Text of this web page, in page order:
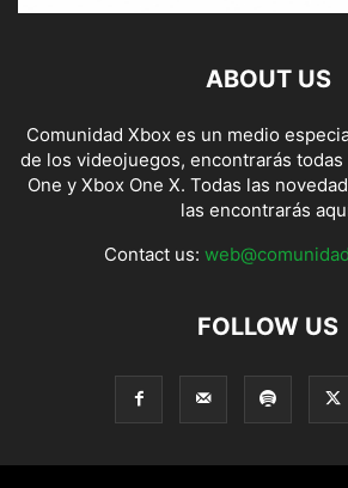
ABOUT US
Comunidad Xbox es un medio
de los videojuegos, encontrarás
One y Xbox One X. Todas las
las encontrarás
Contact us:
FOLLOW US